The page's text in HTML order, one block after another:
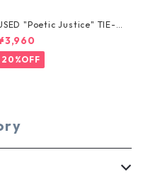
"Poetic Justice" TIE-D
TEE
20%OFF